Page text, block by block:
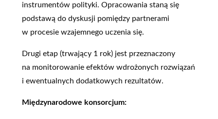
instrumentów polityki. Opracowania staną się
podstawą do dyskusji pomiędzy partnerami
w procesie wzajemnego uczenia się.
Drugi etap (trwający 1 rok) jest przeznaczony
na monitorowanie efektów wdrożonych rozwiązań
i ewentualnych dodatkowych rezultatów.
Międzynarodowe konsorcjum: